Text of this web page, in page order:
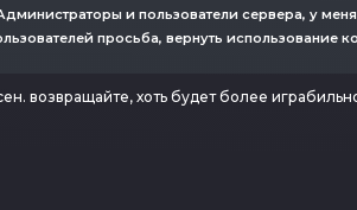
и пользователи сервера, у
просьба, вернуть
возвращайте, хоть будет более